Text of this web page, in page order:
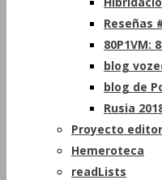
Reseñas
80P1VM:
blog
blog de
Rusia
Proyecto
Hemeroteca
readLists